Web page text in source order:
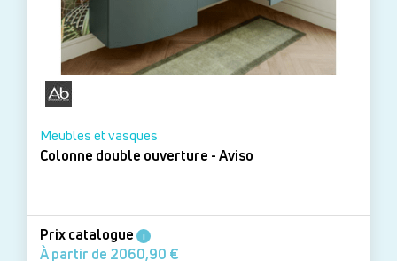
Meubles et vasques
Colonne double ouverture - Aviso
Prix catalogue i
À partir de 2060,90 €